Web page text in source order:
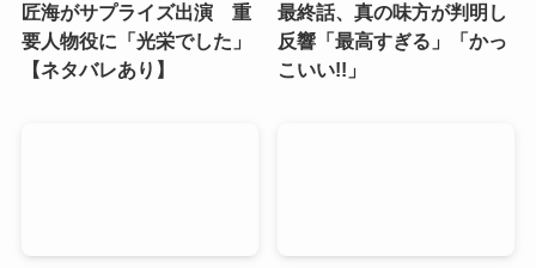
匠海がサプライズ出演 重
要人物役に「光栄でした」
【ネタバレあり】
最終話、真の味方が判明し
反響「最高すぎる」「かっ
こいい!!」